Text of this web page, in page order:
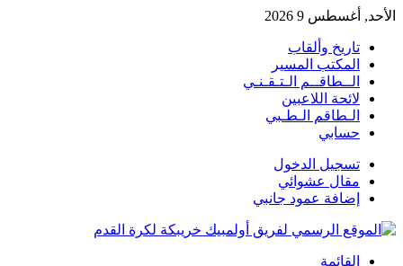
الأحد, أغسطس 9 2026
تاريخ وألقاب
المكتب المسير
الــطاقــم الـتـقـنـي
لائحة اللاعبين
الـطاقم الـطـبي
حسابي
تسجيل الدخول
مقال عشوائي
إضافة عمود جانبي
القائمة